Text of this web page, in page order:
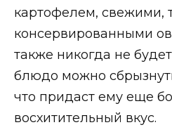
картофелем, свежими,
консервированными
также никогда не
блюдо можно
что придаст ему еще
восхитительный вкус.